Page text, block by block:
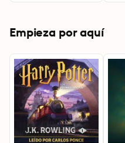
Empieza por aquí